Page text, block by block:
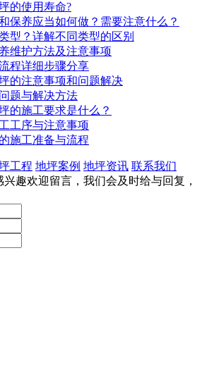
的使用寿命?
保养应当如何做？需要注意什么？
型？详解不同类型的区别
维护方法及注意事项
程详细步骤分享
的注意事项和问题解决
题与解决方法
的施工要求是什么？
工序与注意事项
施工准备与流程
工程 地坪案例 地坪资讯 联系我们
趣欢迎留言，我们会及时给与回复，